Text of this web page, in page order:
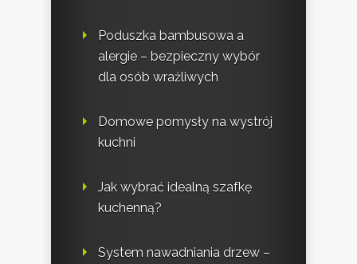
Poduszka bambusowa a
alergie – bezpieczny wybór
dla osób wrażliwych
Domowe pomysły na wystrój
kuchni
Jak wybrać idealną szafkę
kuchenną?
System nawadniania drzew –